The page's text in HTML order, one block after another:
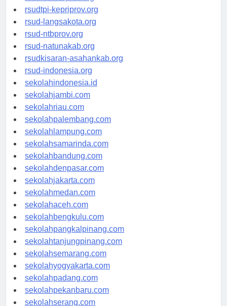
rsud-sulbarprov.org
rsudtpi-kepriprov.org
rsud-langsakota.org
rsud-ntbprov.org
rsud-natunakab.org
rsudkisaran-asahankab.org
rsud-indonesia.org
sekolahindonesia.id
sekolahjambi.com
sekolahriau.com
sekolahpalembang.com
sekolahlampung.com
sekolahsamarinda.com
sekolahbandung.com
sekolahdenpasar.com
sekolahjakarta.com
sekolahmedan.com
sekolahaceh.com
sekolahbengkulu.com
sekolahpangkalpinang.com
sekolahtanjungpinang.com
sekolahsemarang.com
sekolahyogyakarta.com
sekolahpadang.com
sekolahpekanbaru.com